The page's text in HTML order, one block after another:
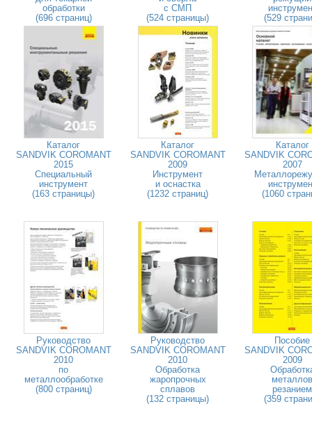
обработки
(696 страниц)
с СМП
(524 страницы)
(529
Каталог
SANDVIK COROMANT
2015
Специальный
инструмент
(163 страницы)
Каталог
SANDVIK COROMANT
2009
Инструмент
и оснастка
(1232 страниц)
Каталог
SANDVIK
2007
(1060
Руководство
SANDVIK COROMANT
2010
по
металлообработке
(800 страниц)
Руководство
SANDVIK COROMANT
2010
Обработка
жаропрочных
сплавов
(132 страницы)
Пособие
SANDVIK
2009
металлов
резанием
(359